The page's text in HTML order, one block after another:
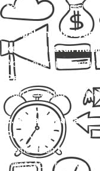
tergantung kondisi
5. Apakah ada
keberangkatan
Ada, beberapa
Parakan
ingin berangkat
6. Bagaimana cara
Parakan?
Pemesanantravel
WhatsApp, telepon,